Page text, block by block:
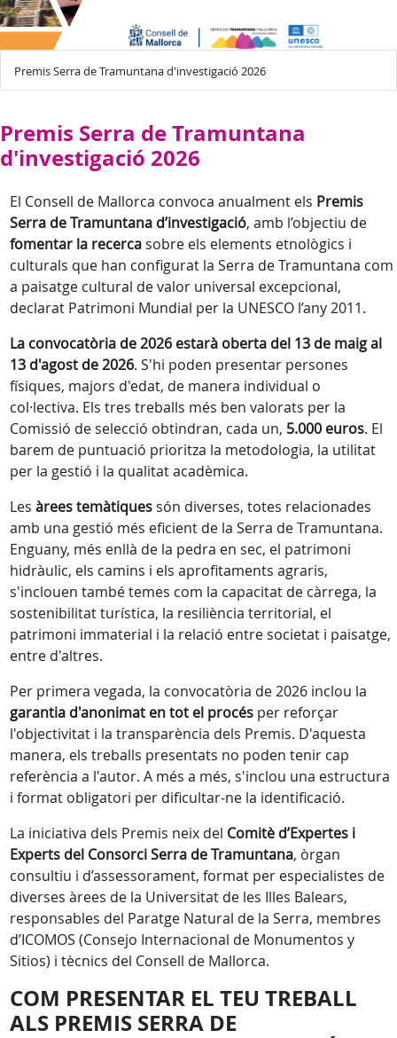
Premis Serra de Tramuntana d'investigació 2026
Premis Serra de Tramuntana
d'investigació 2026
El Consell de Mallorca convoca anualment els Premis
Serra de Tramuntana d’investigació, amb l’objectiu de
fomentar la recercasobre els elements etnològics i
culturals que han configurat la Serra de Tramuntana com
a paisatge cultural de valor universal excepcional,
declarat Patrimoni Mundial per la UNESCO l’any 2011.
La convocatòria de 2026 estarà oberta del 13 de maig al
13 d'agost de 2026. S'hi poden presentar persones
físiques, majors d'edat, de manera individual o
col·lectiva. Els tres treballs més ben valorats per la
Comissió de selecció obtindran, cada un, 5.000 euros. El
barem de puntuació prioritza la metodologia, la utilitat
per la gestió i la qualitat acadèmica.
Les àrees temàtiquessón diverses, totes relacionades
amb una gestió més eficient de la Serra de Tramuntana.
Enguany, més enllà de la pedra en sec, el patrimoni
hidràulic, els camins i els aprofitaments agraris,
s'inclouen també temes com la capacitat de càrrega, la
sostenibilitat turística, la resiliència territorial, el
patrimoni immaterial i la relació entre societat i paisatge,
entre d'altres.
Per primera vegada, la convocatòria de 2026 inclou la
garantia d'anonimat en tot el procés per reforçar
l'objectivitat i la transparència dels Premis. D'aquesta
manera, els treballs presentats no poden tenir cap
referència a l'autor. A més a més, s'inclou una estructura
i format obligatori per dificultar-ne la identificació.
La iniciativa dels Premis neix del Comitè d’Expertes i
Experts del Consorci Serra de Tramuntana, òrgan
consultiu i d’assessorament, format per especialistes de
diverses àrees de la Universitat de les Illes Balears,
responsables del Paratge Natural de la Serra, membres
d’ICOMOS (Consejo Internacional de Monumentos y
Sitios) i tècnics del Consell de Mallorca.
COM PRESENTAR EL TEU TREBALL
ALS PREMIS SERRA DE